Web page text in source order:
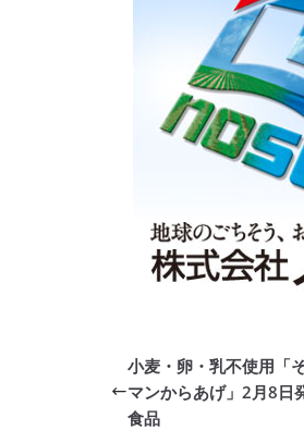
小麦・卵・乳不使用「
マンからあげ」2月8日
食品